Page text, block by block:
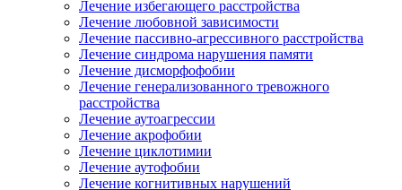
Лечение избегающего расстройства
Лечение любовной зависимости
Лечение пассивно-агрессивного расстройства
Лечение синдрома нарушения памяти
Лечение дисморфофобии
Лечение генерализованного тревожного
расстройства
Лечение аутоагрессии
Лечение акрофобии
Лечение циклотимии
Лечение аутофобии
Лечение когнитивных нарушений